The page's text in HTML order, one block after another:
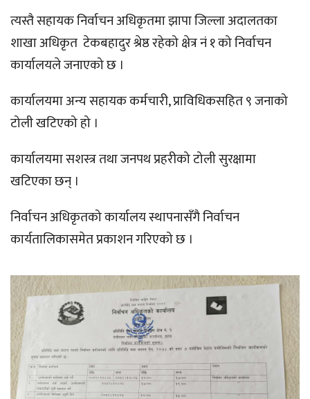
त्यस्तै सहायक निर्वाचन अधिकृतमा झापा जिल्ला अदालतका
शाखा अधिकृत टेकबहादुर श्रेष्ठ रहेको क्षेत्र नं १ को निर्वाचन
कार्यालयले जनाएको छ ।
कार्यालयमा अन्य सहायक कर्मचारी, प्राविधिकसहित ९ जनाको
टोली खटिएको हो ।
कार्यालयमा सशस्त्र तथा जनपथ प्रहरीको टोली सुरक्षामा
खटिएका छन् ।
निर्वाचन अधिकृतको कार्यालय स्थापनासँगै निर्वाचन
कार्यतालिकासमेत प्रकाशन गरिएको छ ।